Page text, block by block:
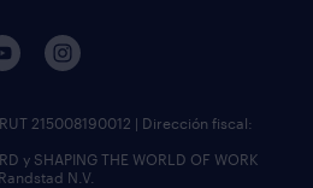
215008190012 | Dirección fiscal:
y SHAPING THE WORLD OF WORK
N.V.